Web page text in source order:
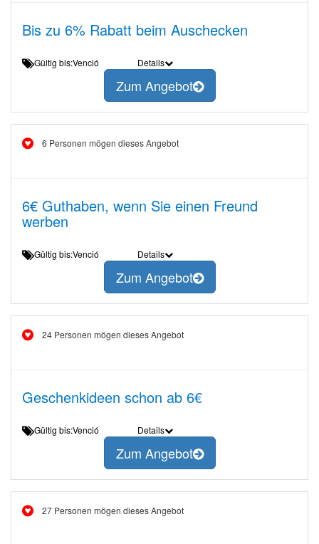
Bis zu 6% Rabatt beim Auschecken
Gültig bis:Venció Details
Zum Angebot
6 Personen mögen dieses Angebot
6€ Guthaben, wenn Sie einen Freund
werben
Gültig bis:Venció Details
Zum Angebot
24 Personen mögen dieses Angebot
Geschenkideen schon ab 6€
Gültig bis:Venció Details
Zum Angebot
27 Personen mögen dieses Angebot